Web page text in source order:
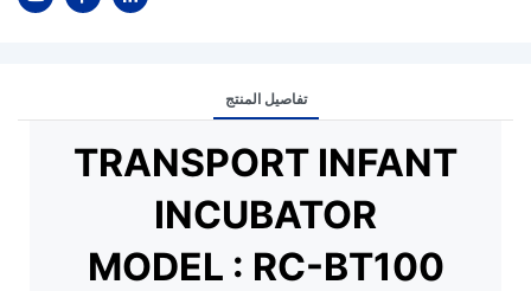
تفاصيل المنتج
TRANSPORT INFANT
INCUBATOR
MODEL : RC-BT100